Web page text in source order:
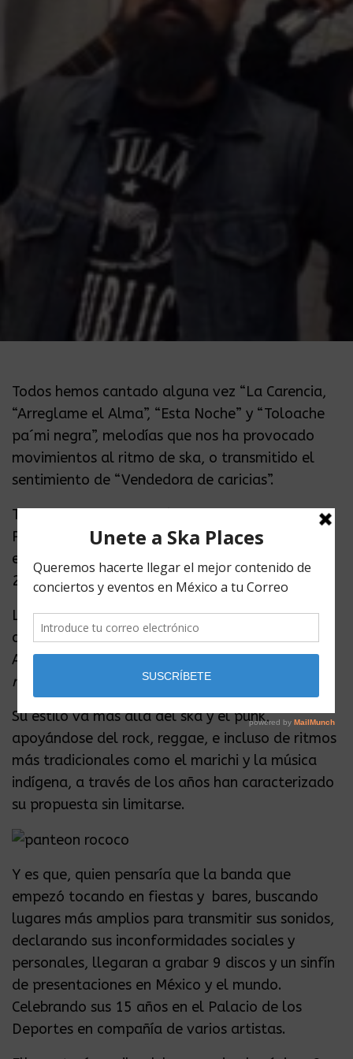
Todos hemos cantado alguna vez “La Carencia,
“Arreglame el Alma”, “Esta Noche” y “Toloache
pa´mi negra”, melodías que nos ha provocado
movimientos al ritmo de ska, o transmitido el
sentimiento de “Vendedora de caricias”.
Todos conocemos la música y talento de
Panteón Rococó, y son ellos quienes encabezan
el cártel de la tercera edición del Pepsi Ska Fest
2017.
La banda inició en 1995, originarios de la Ciudad
de México, su nombre salió de la obra de Hugo
Argüelles,El cocodrilo solitario del panteón
rococó
Su estilo va más allá del ska y el punk,
apoyándose del rock, reggae, e incluso de ritmos
más tradicionales como el marichi y la música
indígena, a través de los años han caracterizado
su propuesta sin limitarse.
Y es que, quien pensaría que la banda que
empezó tocando en fiestas y bares, buscando
lugares más amplios para transmitir sus sonidos,
declarando sus inconformidades sociales y
personales, llegaran a grabar 9 discos y un sinfín
de presentaciones en México y el mundo.
Celebrando sus 15 años en el Palacio de los
Deportes en compañía de varios artistas.